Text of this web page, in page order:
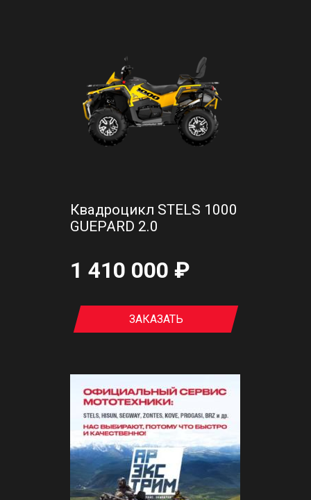
Квадроцикл STELS 1000
GUEPARD 2.0
1 410 000 ₽
ЗАКАЗАТЬ